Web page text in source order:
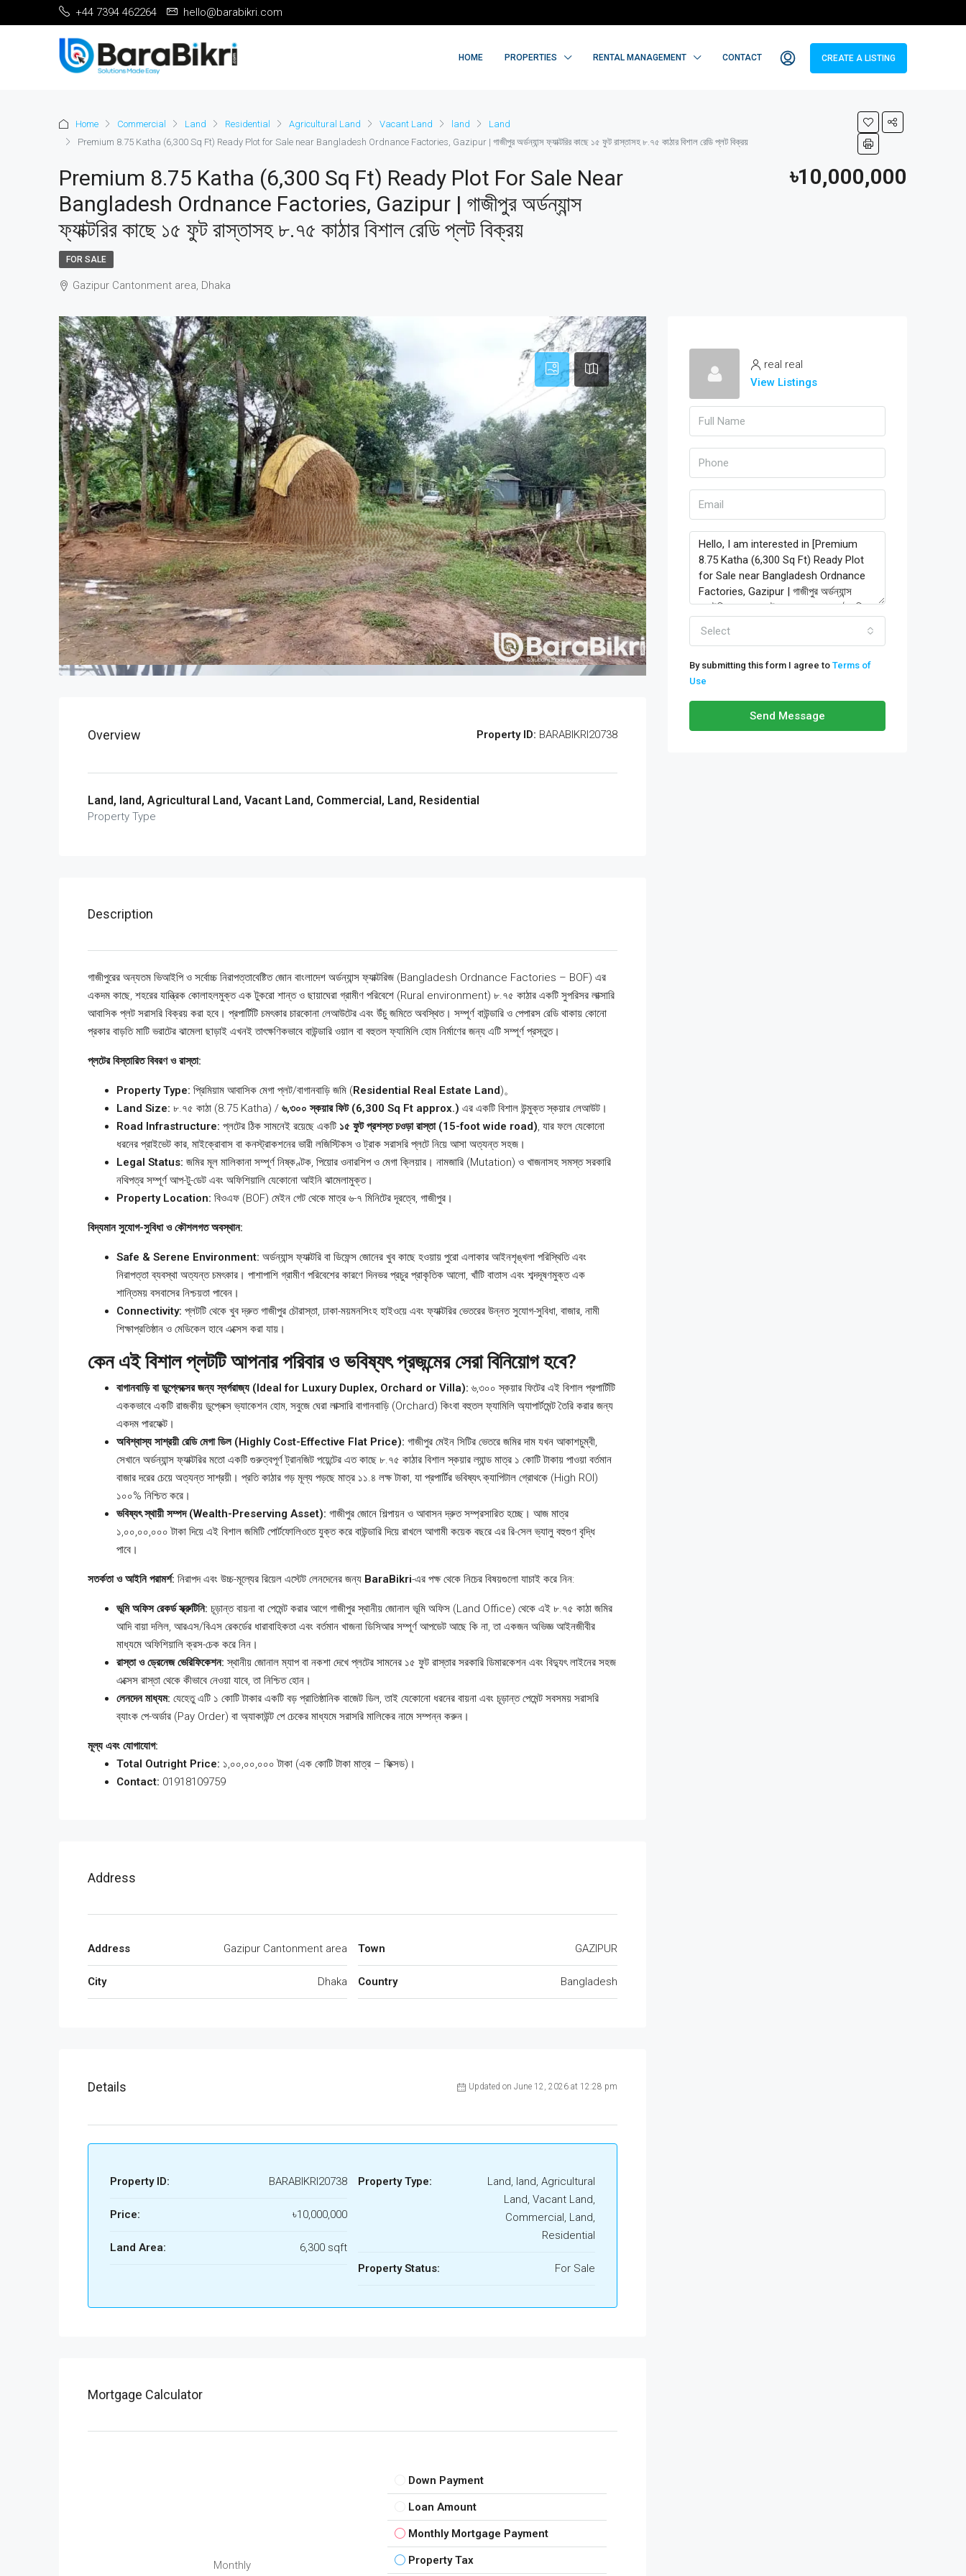
+44 7394 462264 hello@barabikri.com
HOME PROPERTIES RENTAL MANAGEMENT CONTACT CREATE A LISTING
Home Commercial Land Residential Agricultural Land Vacant Land land
Land
Premium 8.75 Katha (6,300 Sq Ft) Ready Plot for Sale near Bangladesh Ordnance Factories, Gazipur | গাজীপুর অর্ডন্যান্স ফ্যাক্টরির কাছে ১৫ ফুট রাস্তাসহ ৮.৭৫ কাঠার বিশাল রেডি প্লট বিক্রয়
Premium 8.75 Katha (6,300 Sq Ft) Ready Plot For Sale Near
Bangladesh Ordnance Factories, Gazipur | গাজীপুর অর্ডন্যান্স
ফ্যাক্টরির কাছে ১৫ ফুট রাস্তাসহ ৮.৭৫ কাঠার বিশাল রেডি প্লট বিক্রয়
৳10,000,000
FOR SALE
Gazipur Cantonment area, Dhaka
Overview Property ID: BARABIKRI20738
Land, land, Agricultural Land, Vacant Land, Commercial, Land, Residential
Property Type
Description
গাজীপুরের অন্যতম ভিআইপি ও সর্বোচ্চ নিরাপত্তাবেষ্টিত জোন বাংলাদেশ অর্ডন্যান্স ফ্যাক্টরিজ (Bangladesh Ordnance Factories – BOF) এর
একদম কাছে, শহরের যান্ত্রিক কোলাহলমুক্ত এক টুকরো শান্ত ও ছায়াঘেরা গ্রামীণ পরিবেশে (Rural environment) ৮.৭৫ কাঠার একটি সুপরিসর লাক্সারি
আবাসিক প্লট সরাসরি বিক্রয় করা হবে। প্রপার্টিটি চমৎকার চারকোনা লেআউটের এবং উঁচু জমিতে অবস্থিত। সম্পূর্ণ বাউন্ডারি ও পেপারস রেডি থাকায় কোনো
প্রকার বাড়তি মাটি ভরাটের ঝামেলা ছাড়াই এখনই তাৎক্ষণিকভাবে বাউন্ডারি ওয়াল বা বহুতল ফ্যামিলি হোম নির্মাণের জন্য এটি সম্পূর্ণ প্রস্তুত।
প্লটের বিস্তারিত বিবরণ ও রাস্তা:
Property Type: প্রিমিয়াম আবাসিক মেগা প্লট/বাগানবাড়ি জমি (Residential Real Estate Land)。
Land Size: ৮.৭৫ কাঠা (8.75 Katha) / ৬,৩০০ স্কয়ার ফিট (6,300 Sq Ft approx.) এর একটি বিশাল উন্মুক্ত স্কয়ার লেআউট।
Road Infrastructure: প্লটের ঠিক সামনেই রয়েছে একটি ১৫ ফুট প্রশস্ত চওড়া রাস্তা (15-foot wide road), যার ফলে যেকোনো
ধরনের প্রাইভেট কার, মাইক্রোবাস বা কনস্ট্রাকশনের ভারী লজিস্টিকস ও ট্রাক সরাসরি প্লটে নিয়ে আসা অত্যন্ত সহজ।
Legal Status: জমির মূল মালিকানা সম্পূর্ণ নিষ্কণ্টক, পিয়োর ওনারশিপ ও মেগা ক্লিয়ার। নামজারি (Mutation) ও খাজনাসহ সমস্ত সরকারি
নথিপত্র সম্পূর্ণ আপ-টু-ডেট এবং অফিশিয়ালি যেকোনো আইনি ঝামেলামুক্ত।
Property Location: বিওএফ (BOF) মেইন গেট থেকে মাত্র ৬-৭ মিনিটের দূরত্বে, গাজীপুর।
বিদ্যমান সুযোগ-সুবিধা ও কৌশলগত অবস্থান:
Safe & Serene Environment: অর্ডন্যান্স ফ্যাক্টরি বা ডিফেন্স জোনের খুব কাছে হওয়ায় পুরো এলাকার আইনশৃঙ্খলা পরিস্থিতি এবং
নিরাপত্তা ব্যবস্থা অত্যন্ত চমৎকার। পাশাপাশি গ্রামীণ পরিবেশের কারণে দিনভর প্রচুর প্রাকৃতিক আলো, খাঁটি বাতাস এবং শব্দদূষণমুক্ত এক
শান্তিময় বসবাসের নিশ্চয়তা পাবেন।
Connectivity: প্লটটি থেকে খুব দ্রুত গাজীপুর চৌরাস্তা, ঢাকা-ময়মনসিংহ হাইওয়ে এবং ফ্যাক্টরির ভেতরের উন্নত সুযোগ-সুবিধা, বাজার, নামী
শিক্ষাপ্রতিষ্ঠান ও মেডিকেল হাবে এক্সেস করা যায়।
কেন এই বিশাল প্লটটি আপনার পরিবার ও ভবিষ্যৎ প্রজন্মের সেরা বিনিয়োগ হবে?
বাগানবাড়ি বা ডুপ্লেক্সের জন্য স্বর্গরাজ্য (Ideal for Luxury Duplex, Orchard or Villa): ৬,৩০০ স্কয়ার ফিটের এই বিশাল প্রপার্টিটি
এককভাবে একটি রাজকীয় ডুপ্লেক্স ভ্যাকেশন হোম, সবুজে ঘেরা লাক্সারি বাগানবাড়ি (Orchard) কিংবা বহুতল ফ্যামিলি অ্যাপার্টমেন্ট তৈরি করার জন্য
একদম পারফেক্ট।
অবিশ্বাস্য সাশ্রয়ী রেডি মেগা ডিল (Highly Cost-Effective Flat Price): গাজীপুর মেইন সিটির ভেতরে জমির দাম যখন আকাশচুম্বী,
সেখানে অর্ডন্যান্স ফ্যাক্টরির মতো একটি গুরুত্বপূর্ণ ট্রানজিট পয়েন্টের এত কাছে ৮.৭৫ কাঠার বিশাল স্কয়ার ল্যান্ড মাত্র ১ কোটি টাকায় পাওয়া বর্তমান
বাজার দরের চেয়ে অত্যন্ত সাশ্রয়ী। প্রতি কাঠার গড় মূল্য পড়ছে মাত্র ১১.৪ লক্ষ টাকা, যা প্রপার্টির ভবিষ্যৎ ক্যাপিটাল গ্রোথকে (High ROI)
১০০% নিশ্চিত করে।
ভবিষ্যৎ স্থায়ী সম্পদ (Wealth-Preserving Asset): গাজীপুর জোনে শিল্পায়ন ও আবাসন দ্রুত সম্প্রসারিত হচ্ছে। আজ মাত্র
১,০০,০০,০০০ টাকা দিয়ে এই বিশাল জমিটি পোর্টফোলিওতে যুক্ত করে বাউন্ডারি দিয়ে রাখলে আগামী কয়েক বছরে এর রি-সেল ভ্যালু বহুগুণ বৃদ্ধি
পাবে।
সতর্কতা ও আইনি পরামর্শ: নিরাপদ এবং উচ্চ-মূল্যের রিয়েল এস্টেট লেনদেনের জন্য BaraBikri-এর পক্ষ থেকে নিচের বিষয়গুলো যাচাই করে নিন:
ভূমি অফিস রেকর্ড স্ক্রুটিনি: চূড়ান্ত বায়না বা পেমেন্ট করার আগে গাজীপুর স্থানীয় জোনাল ভূমি অফিস (Land Office) থেকে এই ৮.৭৫ কাঠা জমির
আদি বায়া দলিল, আরএস/বিএস রেকর্ডের ধারাবাহিকতা এবং বর্তমান খাজনা ডিসিআর সম্পূর্ণ আপডেট আছে কি না, তা একজন অভিজ্ঞ আইনজীবীর
মাধ্যমে অফিশিয়ালি ক্রস-চেক করে নিন।
রাস্তা ও ড্রেনেজ ভেরিফিকেশন: স্থানীয় জোনাল ম্যাপ বা নকশা দেখে প্লটের সামনের ১৫ ফুট রাস্তার সরকারি ডিমারকেশন এবং বিদ্যুৎ লাইনের সহজ
এক্সেস রাস্তা থেকে কীভাবে নেওয়া যাবে, তা নিশ্চিত হোন।
লেনদেন মাধ্যম: যেহেতু এটি ১ কোটি টাকার একটি বড় প্রাতিষ্ঠানিক বাজেট ডিল, তাই যেকোনো ধরনের বায়না এবং চূড়ান্ত পেমেন্ট সবসময় সরাসরি
ব্যাংক পে-অর্ডার (Pay Order) বা অ্যাকাউন্ট পে চেকের মাধ্যমে সরাসরি মালিকের নামে সম্পন্ন করুন।
মূল্য এবং যোগাযোগ:
Total Outright Price: ১,০০,০০,০০০ টাকা (এক কোটি টাকা মাত্র – ফিক্সড)।
Contact: 01918109759
Address
Address Gazipur Cantonment area
City Dhaka
Town GAZIPUR
Country Bangladesh
Details Updated on June 12, 2026 at 12:28 pm
Property ID: BARABIKRI20738
Price: ৳10,000,000
Land Area: 6,300 sqft
Property Type:
Land, land, Agricultural
Land, Vacant Land,
Commercial, Land,
Residential
Property Status: For Sale
Mortgage Calculator
Monthly
Down Payment
Loan Amount
Monthly Mortgage Payment
Property Tax
real real
View Listings
Select
By submitting this form I agree to Terms of
Use
Send Message